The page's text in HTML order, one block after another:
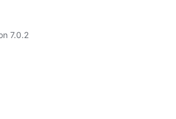
7.0.2